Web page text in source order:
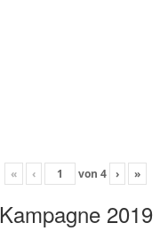
« ‹ von 4 › »
Kampagne 2019